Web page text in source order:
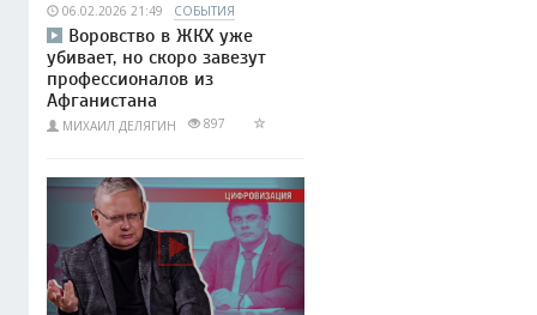
06.02.2026 21:49 СОБЫТИЯ
Воровство в ЖКХ уже
убивает, но скоро завезут
профессионалов из
Афганистана
МИХАИЛ ДЕЛЯГИН 897